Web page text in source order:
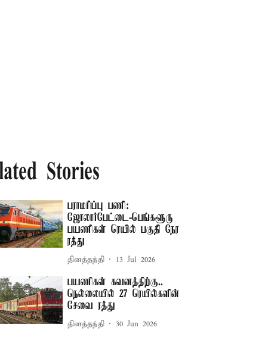
Stories
பராமரிப்பு பணி:
ஜோலார்பேட்டை-பெங்களூரு
பயணிகள் ரெயில் பகுதி நேர
ரத்து
தினத்தந்தி 13 Jul 2026
பயணிகள் கவனத்திற்கு..
நெல்லையில் 27 ரெயில்களின்
சேவை ரத்து
தினத்தந்தி 30 Jun 2026